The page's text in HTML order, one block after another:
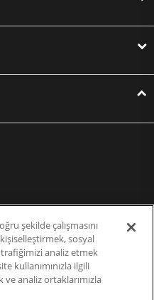
şekilde çalışmasını
sosyal
analiz etmek
kullanımınızla ilgili
ve analiz ortaklarımızla